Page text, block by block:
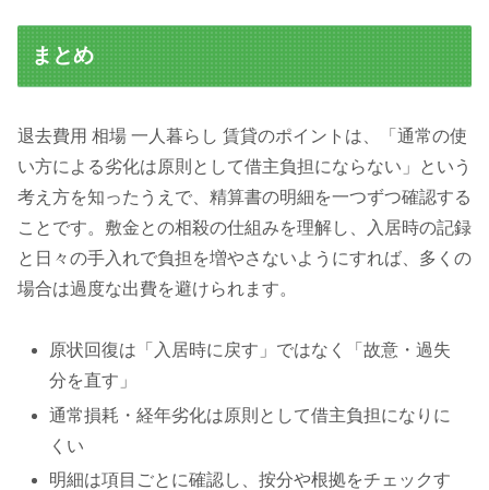
まとめ
退去費用 相場 一人暮らし 賃貸のポイントは、「通常の使
い方による劣化は原則として借主負担にならない」という
考え方を知ったうえで、精算書の明細を一つずつ確認する
ことです。敷金との相殺の仕組みを理解し、入居時の記録
と日々の手入れで負担を増やさないようにすれば、多くの
場合は過度な出費を避けられます。
原状回復は「入居時に戻す」ではなく「故意・過失
分を直す」
通常損耗・経年劣化は原則として借主負担になりに
くい
明細は項目ごとに確認し、按分や根拠をチェックす